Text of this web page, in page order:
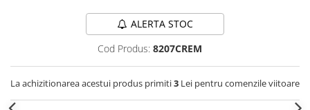
ALERTA STOC
Cod Produs: 8207CREM
La achizitionarea acestui produs primiti3 Lei pentru comenzile viitoare